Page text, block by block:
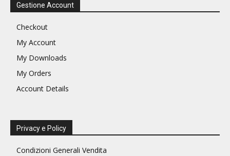
Gestione Account
Checkout
My Account
My Downloads
My Orders
Account Details
Privacy e Policy
Condizioni Generali Vendita